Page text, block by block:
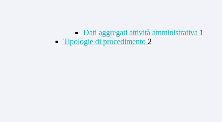
Dati aggregati attività amministrativa 1
Tipologie di procedimento 2